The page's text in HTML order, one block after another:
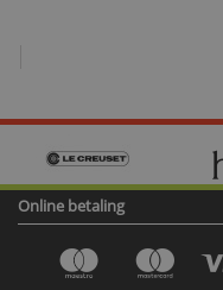
Online betaling